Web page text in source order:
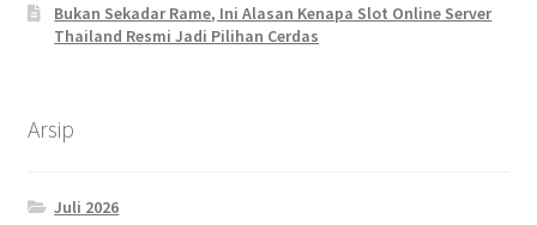
Bukan Sekadar Rame, Ini Alasan Kenapa Slot Online Server
Thailand Resmi Jadi Pilihan Cerdas
Arsip
Juli 2026